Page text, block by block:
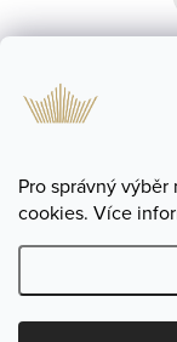
Pro správný
cookies. Více
í
Informace
Copyright 2026